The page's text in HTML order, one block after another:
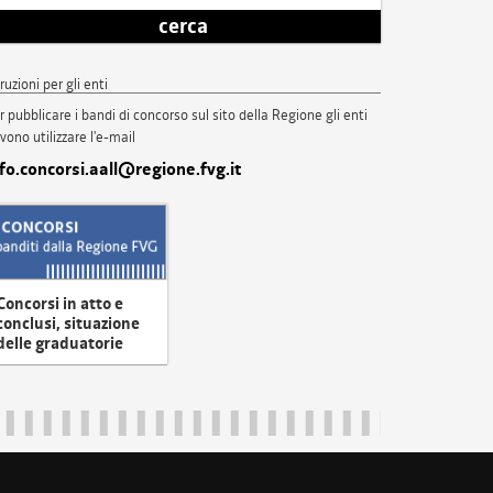
cerca
per gli enti
pubblicare i bandi di concorso sul sito della Regione gli enti
utilizzare l'e-mail
in atto e
situazione
graduatorie